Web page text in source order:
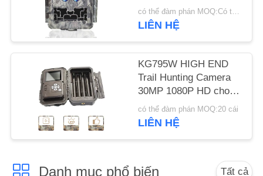
ĐỒ
TRANG
CHÍNH
SÁCH
BẢO
Tầm nhìn ban đêm
IP67
có thể đàm phán MOQ:Có thể thương lượng
LIÊN HỆ
KG795W HIGH END
Trail Hunting Camera
30MP 1080P HD cho
động vật hoang dã
có thể đàm phán MOQ:20 cái
LIÊN HỆ
Danh mục phổ biến
Tất cả